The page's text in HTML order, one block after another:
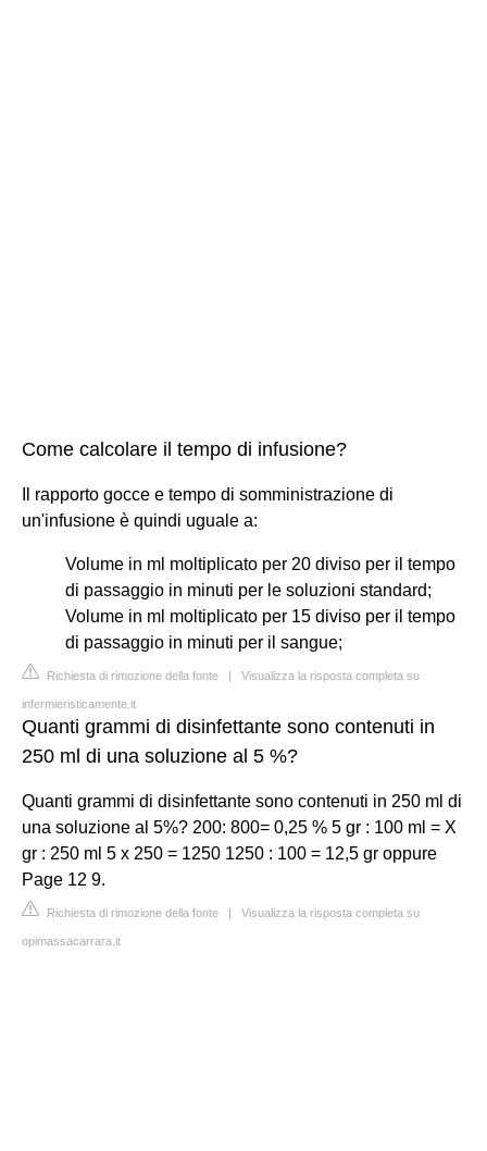
Come calcolare il tempo di infusione?
Il rapporto gocce e tempo di somministrazione di
un'infusione è quindi uguale a:
Volume in ml moltiplicato per 20 diviso per il tempo
di passaggio in minuti per le soluzioni standard;
Volume in ml moltiplicato per 15 diviso per il tempo
di passaggio in minuti per il sangue;
Richiesta di rimozione della fonte | Visualizza la risposta completa su
infermieristicamente.it
Quanti grammi di disinfettante sono contenuti in
250 ml di una soluzione al 5 %?
Quanti grammi di disinfettante sono contenuti in 250 ml di
una soluzione al 5%? 200: 800= 0,25 % 5 gr : 100 ml = X
gr : 250 ml 5 x 250 = 1250 1250 : 100 = 12,5 gr oppure
Page 12 9.
Richiesta di rimozione della fonte | Visualizza la risposta completa su
opimassacarrara.it